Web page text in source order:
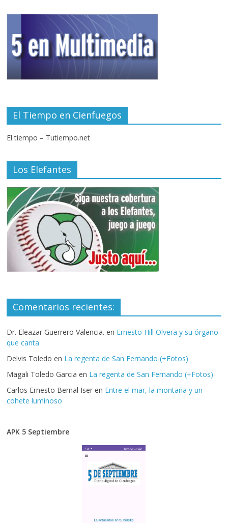
El Tiempo en Cienfuegos
El tiempo – Tutiempo.net
Los Elefantes
Comentarios recientes:
Dr. Eleazar Guerrero Valencia. en Ernesto Hill Olvera y su órgano
que canta
Delvis Toledo en La regenta de San Fernando (+Fotos)
Magali Toledo Garcia en La regenta de San Fernando (+Fotos)
Carlos Ernesto Bernal Iser en Entre el mar, la montaña y un
cohete luminoso
APK 5 Septiembre